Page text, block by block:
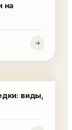
на
виды,